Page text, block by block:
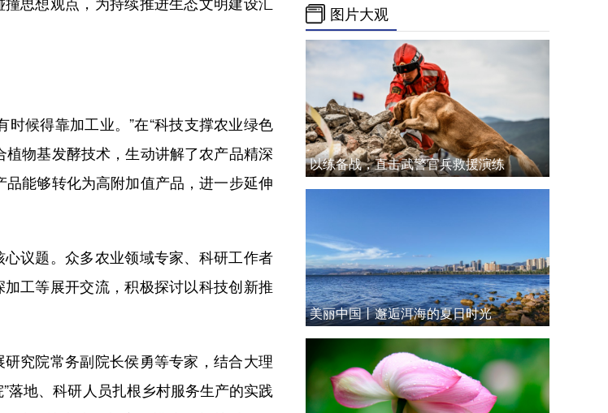
候得靠加工业。”在“科技支撑农业绿色
物基发酵技术，生动讲解了农产品精深
能够转化为高附加值产品，进一步延伸
议题。众多农业领域专家、科研工作者
工等展开交流，积极探讨以科技创新推
究院常务副院长侯勇等专家，结合大理
落地、科研人员扎根乡村服务生产的实践
图片大观
以练备战，直击武警官兵救援演练
美丽中国丨邂逅洱海的夏日时光